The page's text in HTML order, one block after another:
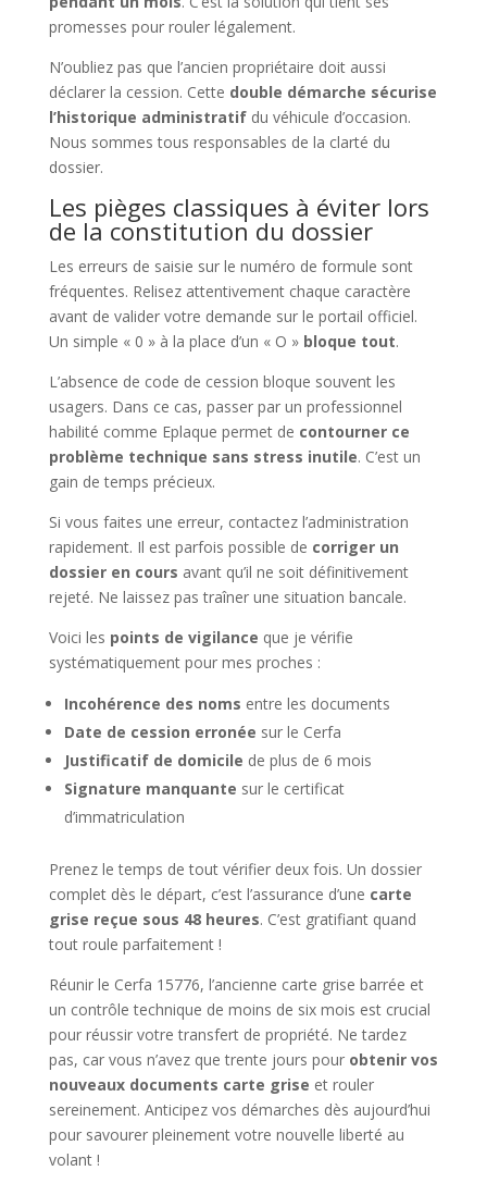
promesses pour rouler légalement.
N’oubliez pas que l’ancien propriétaire doit aussi
déclarer la cession. Cette double démarche sécurise
l’historique administratifdu véhicule d’occasion.
Nous sommes tous responsables de la clarté du
dossier.
Les pièges classiques à éviter lors
de la constitution du dossier
Les erreurs de saisie sur le numéro de formule sont
fréquentes. Relisez attentivement chaque caractère
avant de valider votre demande sur le portail officiel.
Un simple « 0 » à la place d’un « O » bloque tout.
L’absence de code de cession bloque souvent les
usagers. Dans ce cas, passer par un professionnel
habilité comme Eplaque permet de contourner ce
problème technique sans stress inutile. C’est un
gain de temps précieux.
Si vous faites une erreur, contactez l’administration
rapidement. Il est parfois possible de corriger un
dossier en cours avant qu’il ne soit définitivement
rejeté. Ne laissez pas traîner une situation bancale.
Voici les points de vigilance que je vérifie
systématiquement pour mes proches :
Incohérence des noms entre les documents
Date de cession erronée sur le Cerfa
Justificatif de domicile de plus de 6 mois
Signature manquante sur le certificat
d’immatriculation
Prenez le temps de tout vérifier deux fois. Un dossier
complet dès le départ, c’est l’assurance d’une carte
grise reçue sous 48 heures. C’est gratifiant quand
tout roule parfaitement !
Réunir le Cerfa 15776, l’ancienne carte grise barrée et
un contrôle technique de moins de six mois est crucial
pour réussir votre transfert de propriété. Ne tardez
pas, car vous n’avez que trente jours pour obtenir vos
nouveaux documents carte grise et rouler
sereinement. Anticipez vos démarches dès aujourd’hui
pour savourer pleinement votre nouvelle liberté au
volant !